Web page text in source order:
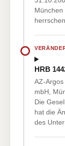
HRB
AZ-
mbH,
Die
hat die
des